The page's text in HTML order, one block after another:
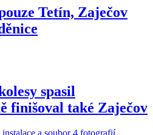
Tetín, Zaječov
spasil
finišoval také Zaječov